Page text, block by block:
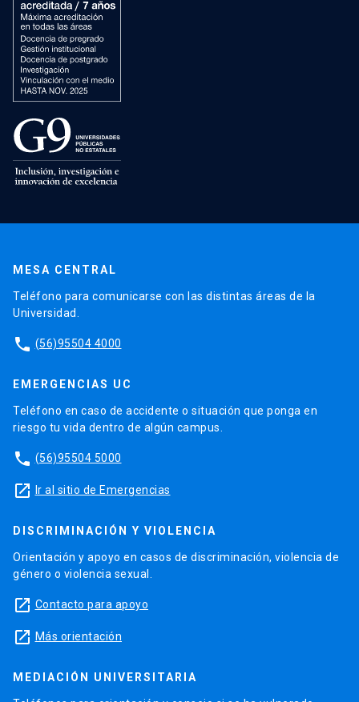
MESA CENTRAL
Teléfono para comunicarse con las distintas áreas de la
Universidad.
phone (56)95504 4000
EMERGENCIAS UC
Teléfono en caso de accidente o situación que ponga en
riesgo tu vida dentro de algún campus.
phone (56)95504 5000
launch Ir al sitio de Emergencias
DISCRIMINACIÓN Y VIOLENCIA
Orientación y apoyo en casos de discriminación, violencia de
género o violencia sexual.
launch Contacto para apoyo
launch Más orientación
MEDIACIÓN UNIVERSITARIA